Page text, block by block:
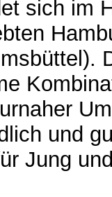
sich im
und
Jung